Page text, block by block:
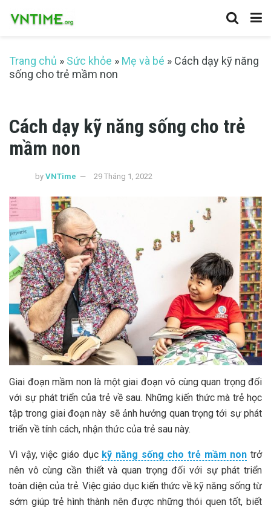
Trang chủ » Sức khỏe » Mẹ và bé » Cách dạy kỹ năng
sống cho trẻ mầm non
Cách dạy kỹ năng sống cho trẻ
mầm non
by VNTime 29 Tháng 1, 2022
Giai đoạn mầm non là một giai đoạn vô cùng quan trọng đối
với sự phát triển của trẻ về sau. Những kiến thức mà trẻ học
tập trong giai đoạn này sẽ ảnh hưởng quan trọng tới sự phát
triển về tính cách, nhận thức của trẻ sau này.
Vì vậy, việc giáo dục kỹ năng sống cho trẻ mầm non trở
nên vô cùng cần thiết và quan trọng đối với sự phát triển
toàn diện của trẻ. Việc giáo dục kiến thức về kỹ năng sống từ
sớm giúp trẻ hình thành nên được những thói quen tốt, biết